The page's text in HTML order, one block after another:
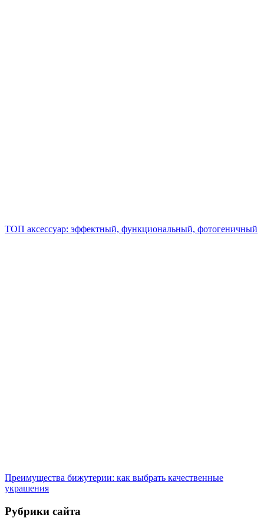
ТОП аксессуар: эффектный, функциональный, фотогеничный
Преимущества бижутерии: как выбрать качественные
украшения
Рубрики сайта